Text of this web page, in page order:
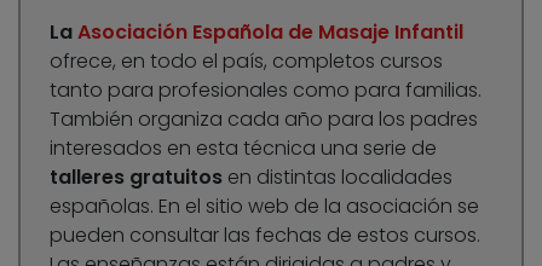
LaAsociación Española de Masaje Infantil
ofrece, en todo el país, completos cursos
tanto para profesionales como para familias.
También organiza cada año para los padres
interesados en esta técnica una serie de
talleres gratuitos en distintas localidades
españolas. En el sitio web de la asociación se
pueden consultar las fechas de estos cursos.